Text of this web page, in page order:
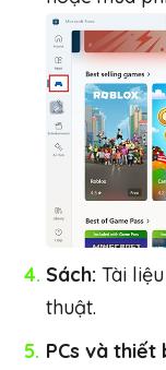
Sách: Tài
thuật.
PCs và thiết